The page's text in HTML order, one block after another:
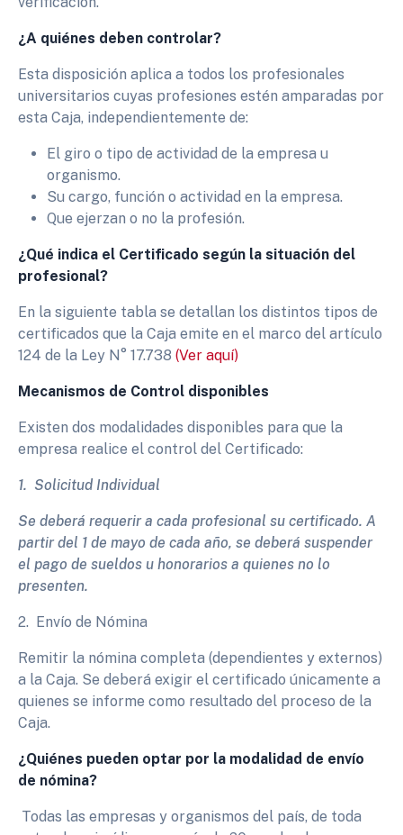
¿A quiénes deben controlar?
Esta disposición aplica a todos los profesionales
universitarios cuyas profesiones estén amparadas por
esta Caja, independientemente de:
El giro o tipo de actividad de la empresa u
organismo.
Su cargo, función o actividad en la empresa.
Que ejerzan o no la profesión.
¿Qué indica el Certificado según la situación del
profesional?
En la siguiente tabla se detallan los distintos tipos de
certificados que la Caja emite en el marco del artículo
124 de la Ley N° 17.738 (Ver aquí)
Mecanismos de Control disponibles
Existen dos modalidades disponibles para que la
empresa realice el control del Certificado:
1. Solicitud Individual
Se deberá requerir a cada profesional su certificado. A
partir del 1 de mayo de cada año, se deberá suspender
el pago de sueldos u honorarios a quienes no lo
presenten.
2. Envío de Nómina
Remitir la nómina completa (dependientes y externos)
a la Caja. Se deberá exigir el certificado únicamente a
quienes se informe como resultado del proceso de la
Caja.
¿Quiénes pueden optar por la modalidad de envío
de nómina?
Todas las empresas y organismos del país, de toda